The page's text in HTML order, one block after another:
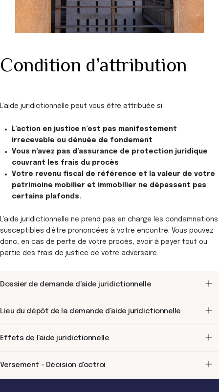
Condition d’attribution
L’aide juridictionnelle peut vous être attribuée si :
L’action en justice n’est pas manifestement
irrecevable ou dénuée de fondement
Vous n’avez pas d’assurance de protection juridique
couvrant les frais du procès
Votre revenu fiscal de référence et la valeur de votre
patrimoine mobilier et immobilier ne dépassent pas
certains plafonds.
L’aide juridictionnelle ne prend pas en charge les condamnations
susceptibles d’être prononcées à votre encontre. Vous pouvez
donc, en cas de perte de votre procès, avoir à payer tout ou
partie des frais de justice de votre adversaire.
Dossier de demande d'aide juridictionnelle
Lieu du dépôt de la demande d'aide juridictionnelle
Effets de l'aide juridictionnelle
Versement - Décision d'octroi